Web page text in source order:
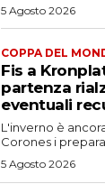
5 Agosto 2026
COPPA DEL
Fis a
partenza
eventuali
L'inverno è
Corones i
5 Agosto 2026